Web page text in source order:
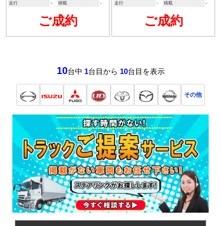
走行
- 積載 -
ご成約
走行
- 積載 -
ご成約
10台中 1台目から 10台目を表示
その他